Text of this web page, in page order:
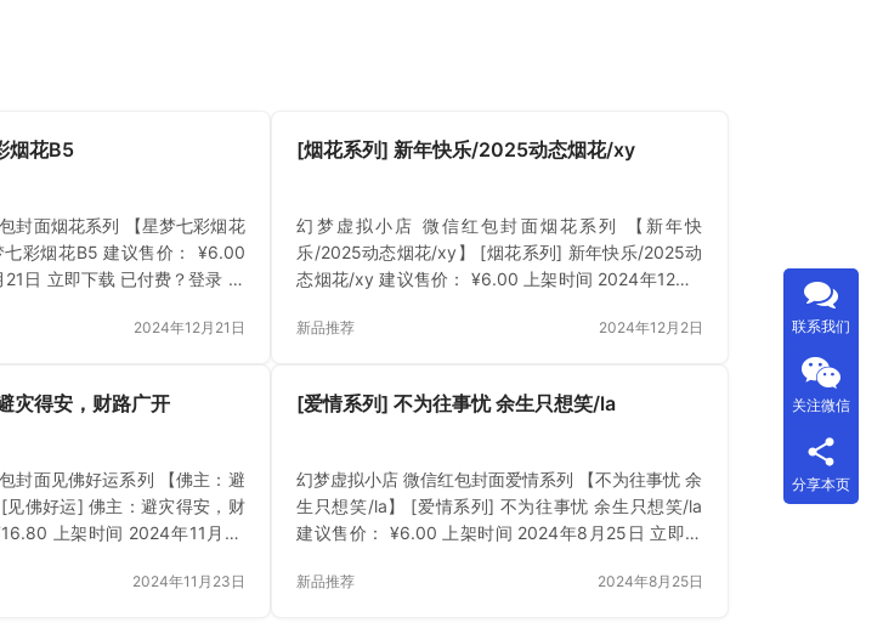
烟花B5
封面烟花系列 【星梦七彩烟花
彩烟花B5 建议售价： ¥6.00
21日 立即下载 已付费？登录 或
2024年12月21日
[烟花系列] 新年快乐/2025动态烟花/xy
幻梦虚拟小店 微信红包封面烟花系列 【新年快
乐/2025动态烟花/xy】 [烟花系列] 新年快乐/2025动
态烟花/xy 建议售价： ¥6.00 上架时间 2024年12月2
新品推荐 2024年12月2日
灾得安，财路广开
封面见佛好运系列 【佛主：避
见佛好运] 佛主：避灾得安，财
上架时间 2024年11月23
2024年11月23日
[爱情系列] 不为往事忧 余生只想笑/la
幻梦虚拟小店 微信红包封面爱情系列 【不为往事忧 余
生只想笑/la】 [爱情系列] 不为往事忧 余生只想笑/la
建议售价： ¥6.00 上架时间 2024年8月25日 立即下
新品推荐 2024年8月25日
联系我们
关注微信
分享本页